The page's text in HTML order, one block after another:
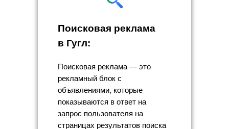
Поисковая реклама — это
рекламный блок с
объявлениями, которые
показываются в ответ на
запрос пользователя на
страницах результатов поиска
Поисковая реклама
в Гугл: